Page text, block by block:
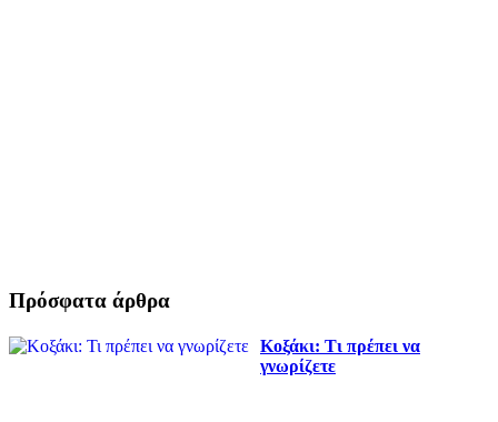
Πρόσφατα άρθρα
Κοξάκι: Τι πρέπει να
γνωρίζετε